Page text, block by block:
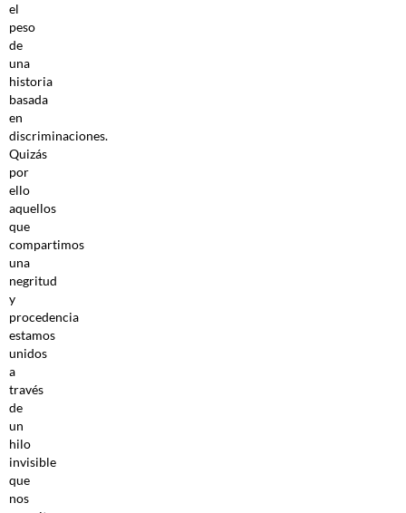
el
peso
de
una
historia
basada
en
discriminaciones.
Quizás
por
ello
aquellos
que
compartimos
una
negritud
y
procedencia
estamos
unidos
a
través
de
un
hilo
invisible
que
nos